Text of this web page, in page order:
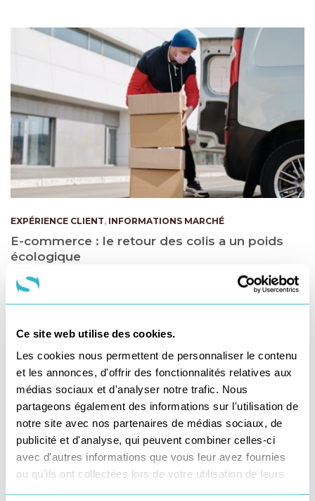
Ce site web utilise des cookies.
Les cookies nous permettent de personnaliser le contenu
et les annonces, d'offrir des fonctionnalités relatives aux
médias sociaux et d'analyser notre trafic. Nous
partageons également des informations sur l'utilisation de
notre site avec nos partenaires de médias sociaux, de
publicité et d'analyse, qui peuvent combiner celles-ci
avec d'autres informations que vous leur avez fournies
ou qu'ils ont collectées lors de votre utilisation de leurs
EXPÉRIENCE CLIENT, INFORMATIONS MARCHÉ
E-commerce : le retour des colis a un poids
écologique
4 novembre 2022